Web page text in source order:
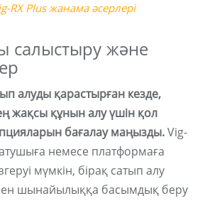
RX Plus жанама әсерлері
салыстыру және
алуды қарастырған кезде,
жақсы құнын алу үшін қол
бағалау маңызды.Vig-
немесе платформаға
мүмкін, бірақ сатып алу
шынайылыққа басымдық беру